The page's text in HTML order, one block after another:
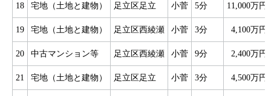
18 宅地（土地と建物） 足立区足立 小菅 5分 11,000万円
19 宅地（土地と建物） 足立区西綾瀬 小菅 3分 4,100万円
20 中古マンション等 足立区西綾瀬 小菅 9分 2,400万円
21 宅地（土地と建物） 足立区足立 小菅 3分 4,500万円